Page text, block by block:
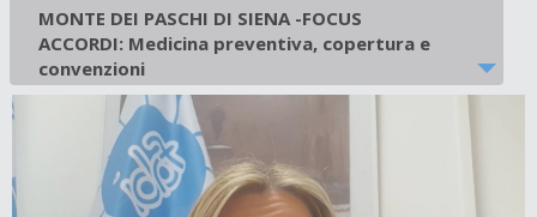
MONTE DEI PASCHI DI SIENA -FOCUS
ACCORDI: Medicina preventiva, copertura e
convenzioni
30 aprile 2021-Lavori in corso